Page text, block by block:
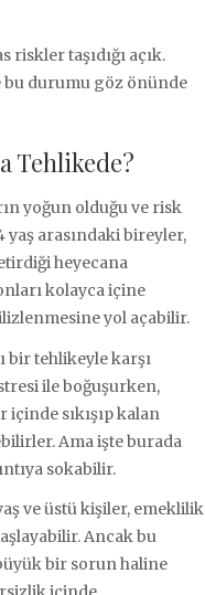
taşıdığı açık.
bu durumu göz önünde
Tehlikede?
yoğun olduğu ve risk
yaş arasındaki bireyler,
heyecana
kolayca içine
yol açabilir.
bir tehlikeyle karşı
ile boğuşurken,
sıkışıp kalan
Ama işte burada
sokabilir.
ve üstü kişiler, emeklilik
Ancak bu
bir sorun haline